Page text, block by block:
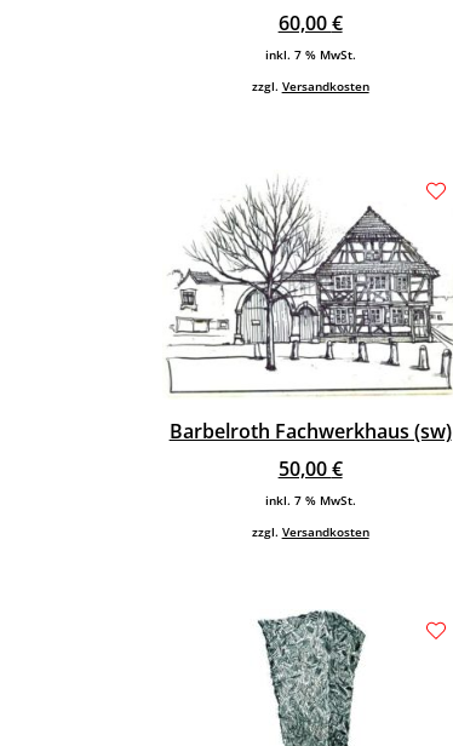
60,00€
inkl. 7 % MwSt.
zzgl. Versandkosten
Barbelroth Fachwerkhaus (sw)
50,00€
inkl. 7 % MwSt.
zzgl. Versandkosten